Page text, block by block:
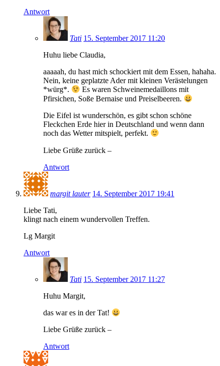
Antwort
Tati 15. September 2017 11:20
Huhu liebe Claudia,
aaaaah, du hast mich schockiert mit dem Essen, hahaha.
Nein, keine geplatzte Ader mit kleinen Verästelungen
*würg*.
Es waren Schweinemedaillons mit
Pfirsichen, Soße Bernaise und Preiselbeeren.
Die Eifel ist wunderschön, es gibt schon schöne
Fleckchen Erde hier in Deutschland und wenn dann
noch das Wetter mitspielt, perfekt.
Liebe Grüße zurück –
Antwort
margit lauter 14. September 2017 19:41
Liebe Tati,
klingt nach einem wundervollen Treffen.
Lg Margit
Antwort
Tati 15. September 2017 11:27
Huhu Margit,
das war es in der Tat!
Liebe Grüße zurück –
Antwort